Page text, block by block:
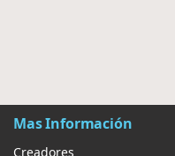
Mas Información
Creadores